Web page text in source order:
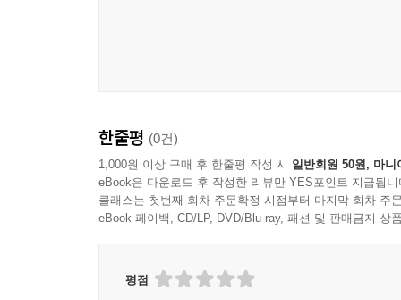
과잉 연출을 피하는 기준
7장 진입 장벽과 사용 흐름
시작 지점에서의 이해 부담 줄이기
초기 상호작용의 설계 방식
사용 흐름의 중단 지점 처리
한줄평 (0건)
1,000원 이상 구매 후 한줄평 작성 시 일반회원 50원, 마니
eBook은 다운로드 후 작성한 리뷰만 YES포인트 지급됩니
클래스는 첫번째 회차 주문확정 시점부터 마지막 회차 주
eBook 페이백, CD/LP, DVD/Blu-ray, 패션 및 판매금지 상
평점